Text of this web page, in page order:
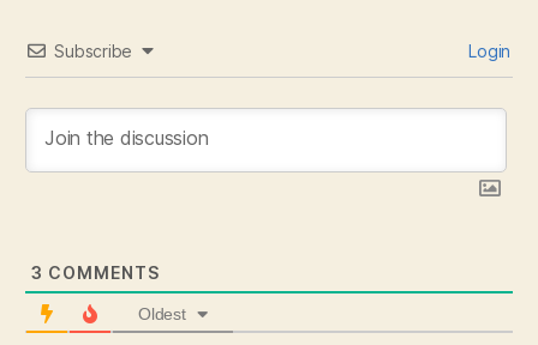
Subscribe Login
3 COMMENTS
Oldest